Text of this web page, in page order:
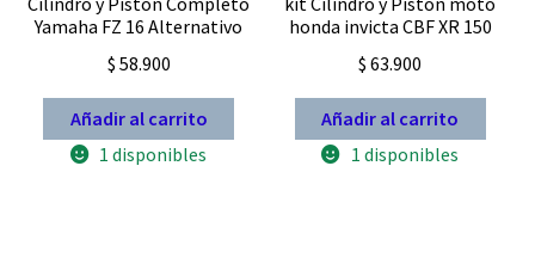
Yamaha FZ 16 Alternativo
$ 58.900
Añadir al carrito
1 disponibles
honda invicta CBF XR 150
$ 63.900
Añadir al carrito
1 disponibles